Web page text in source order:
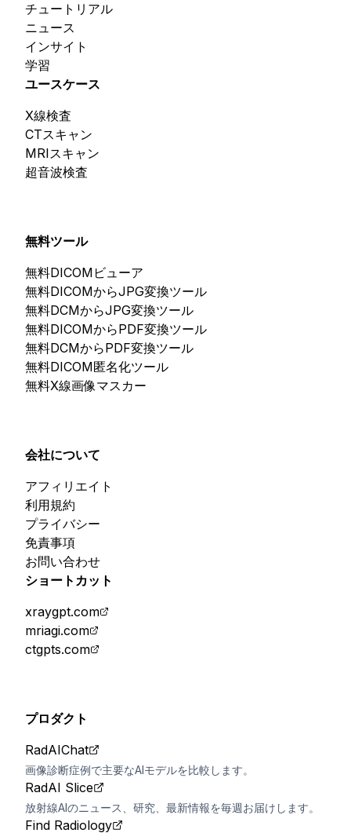
インサイト
学習
ニュース
チュートリアル
ユースケース
CTスキャン
MRIスキャン
超音波検査
X線検査
無料ツール
無料DICOMビューア
無料DICOMからJPG変換ツール
無料DCMからJPG変換ツール
無料DICOMからPDF変換ツール
無料DCMからPDF変換ツール
無料DICOM匿名化ツール
無料X線画像マスカー
会社について
アフィリエイト
利用規約
プライバシー
免責事項
お問い合わせ
ショートカット
xraygpt.com
mriagi.com
ctgpts.com
プロダクト
RadAIChat
画像診断症例で主要なAIモデルを比較します。
RadAI Slice
放射線AIのニュース、研究、最新情報を毎週お届けします。
Find Radiology